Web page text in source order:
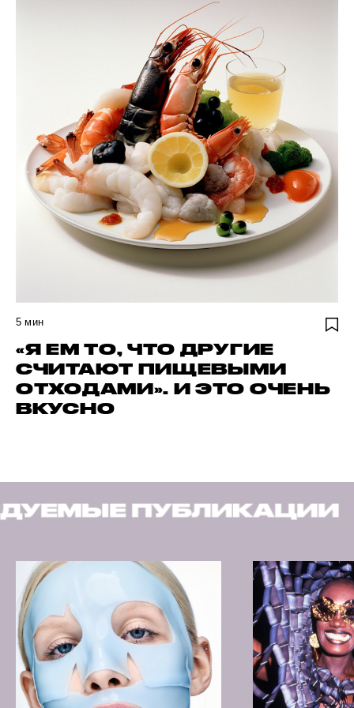
5 мин
«Я ЕМ ТО, ЧТО ДРУГИЕ
СЧИТАЮТ ПИЩЕВЫМИ
ОТХОДАМИ». И ЭТО ОЧЕНЬ
ВКУСНО